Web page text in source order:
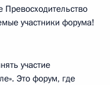
Превосходительство
участники форума!
участие
Это форум, где